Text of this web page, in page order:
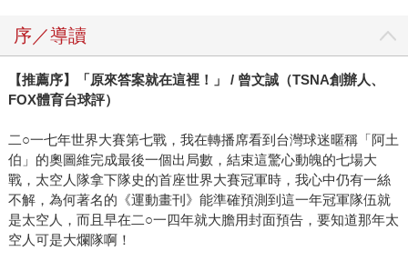
確實用非常直白的方式告訴讀者一件事情：如果想更深入理
解現代棒球，理解賽博計量學（Sabermetrics）幾乎是不可避
免的一個過程。 在大聯盟的世界裡，數據分析其實早已發
展得相當成熟，幾乎所有球隊都建立了專業的分析部門，負
這幾年也正逐漸往這個方向發展。無論是社群討論、媒體分
析，甚至球隊內部的運作方式，都開始出現越來越多數據的
影子。 因此我把《聰明看棒球》放在這份書單的最後。因
為它告訴了我，棒球數據從來不是要取代棒球原本的魅力，
而只是提供另一種理解這項運動的方式。很多時候當你從不
序／導讀
【推薦序】「原來答案就在這裡！」 / 曾文誠（TSNA創辦人、
FOX體育台球評）
二○一七年世界大賽第七戰，我在轉播席看到台灣球迷暱稱「阿土
伯」的奧圖維完成最後一個出局數，結束這驚心動魄的七場大
戰，太空人隊拿下隊史的首座世界大賽冠軍時，我心中仍有一絲
不解，為何著名的《運動畫刊》能準確預測到這一年冠軍隊伍就
是太空人，而且早在二○一四年就大膽用封面預告，要知道那年太
空人可是大爛隊啊！